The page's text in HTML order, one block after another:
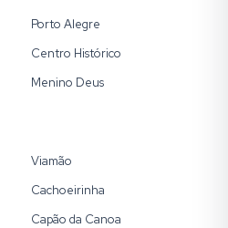
Porto Alegre
Centro Histórico
Menino Deus
Viamão
Cachoeirinha
Capão da Canoa